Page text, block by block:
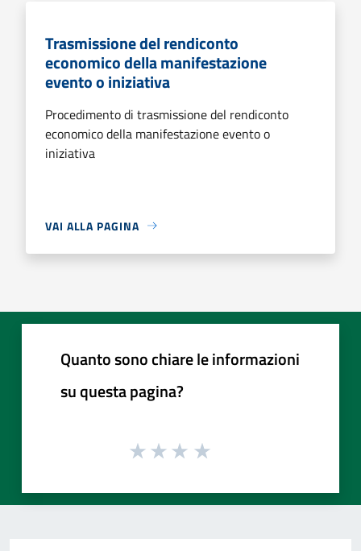
Trasmissione del rendiconto
economico della manifestazione
evento o iniziativa
Procedimento di trasmissione del rendiconto
economico della manifestazione evento o
iniziativa
VAI ALLA PAGINA
Quanto sono chiare le informazioni
su questa pagina?